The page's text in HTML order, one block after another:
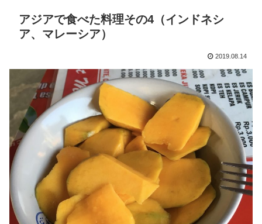
アジアで食べた料理その4（インドネシ
ア、マレーシア）
2019.08.14